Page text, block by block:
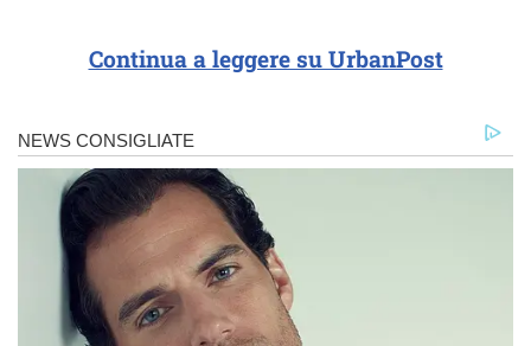
Continua a leggere su UrbanPost